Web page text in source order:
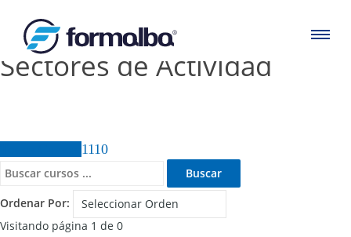
Sectores de Actividad
1110
Ordenar Por:
Visitando página 1 de 0